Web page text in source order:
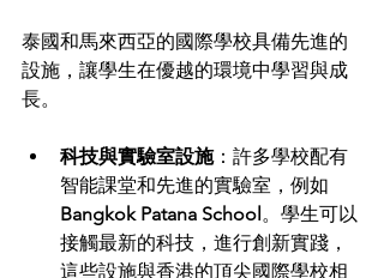
泰國和馬來西亞的國際學校具備先進的
設施，讓學生在優越的環境中學習與成
長。
科技與實驗室設施：許多學校配有
智能課堂和先進的實驗室，例如
Bangkok Patana School。學生可以
接觸最新的科技，進行創新實踐，
這些設施與香港的頂尖國際學校相